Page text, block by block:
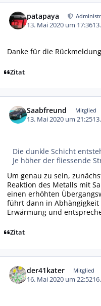
patapaya
13. Mai 2020 um 17:36
Danke für die
Zitat
Saabfreund Mitglied
13. Mai 2020 um 21:25
Die dunkle Schicht
Je höher der fliessende
Um genau zu sein,
Reaktion des Metalls mit
einen erhöhten
führt dann in
Erwärmung und
Zitat
der41kater Mitglied
16. Mai 2020 um 22:52